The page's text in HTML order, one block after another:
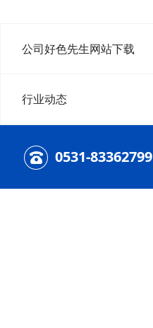
公司好色先生网站下载
行业动态
0531-83362799